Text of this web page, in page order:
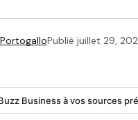
Publié juillet 29,
Business à vos sources